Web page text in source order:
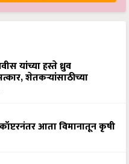
यांच्या हस्ते ध्रुव
शेतकऱ्यांसाठीच्या
आता विमानातून कृषी